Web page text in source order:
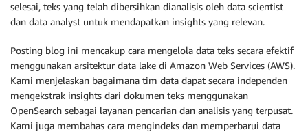
selesai, teks yang telah dibersihkan dianalisis oleh data scientist
dan data analyst untuk mendapatkan insights yang relevan.
Posting blog ini mencakup cara mengelola data teks secara efektif
menggunakan arsitektur data lake di Amazon Web Services (AWS).
Kami menjelaskan bagaimana tim data dapat secara independen
mengekstrak insights dari dokumen teks menggunakan
OpenSearch sebagai layanan pencarian dan analisis yang terpusat.
Kami juga membahas cara mengindeks dan memperbarui data